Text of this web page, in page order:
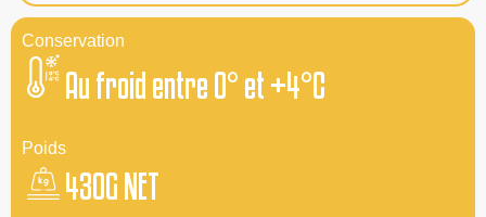
Conservation
Au froid entre 0° et +4°C
Poids
430G NET